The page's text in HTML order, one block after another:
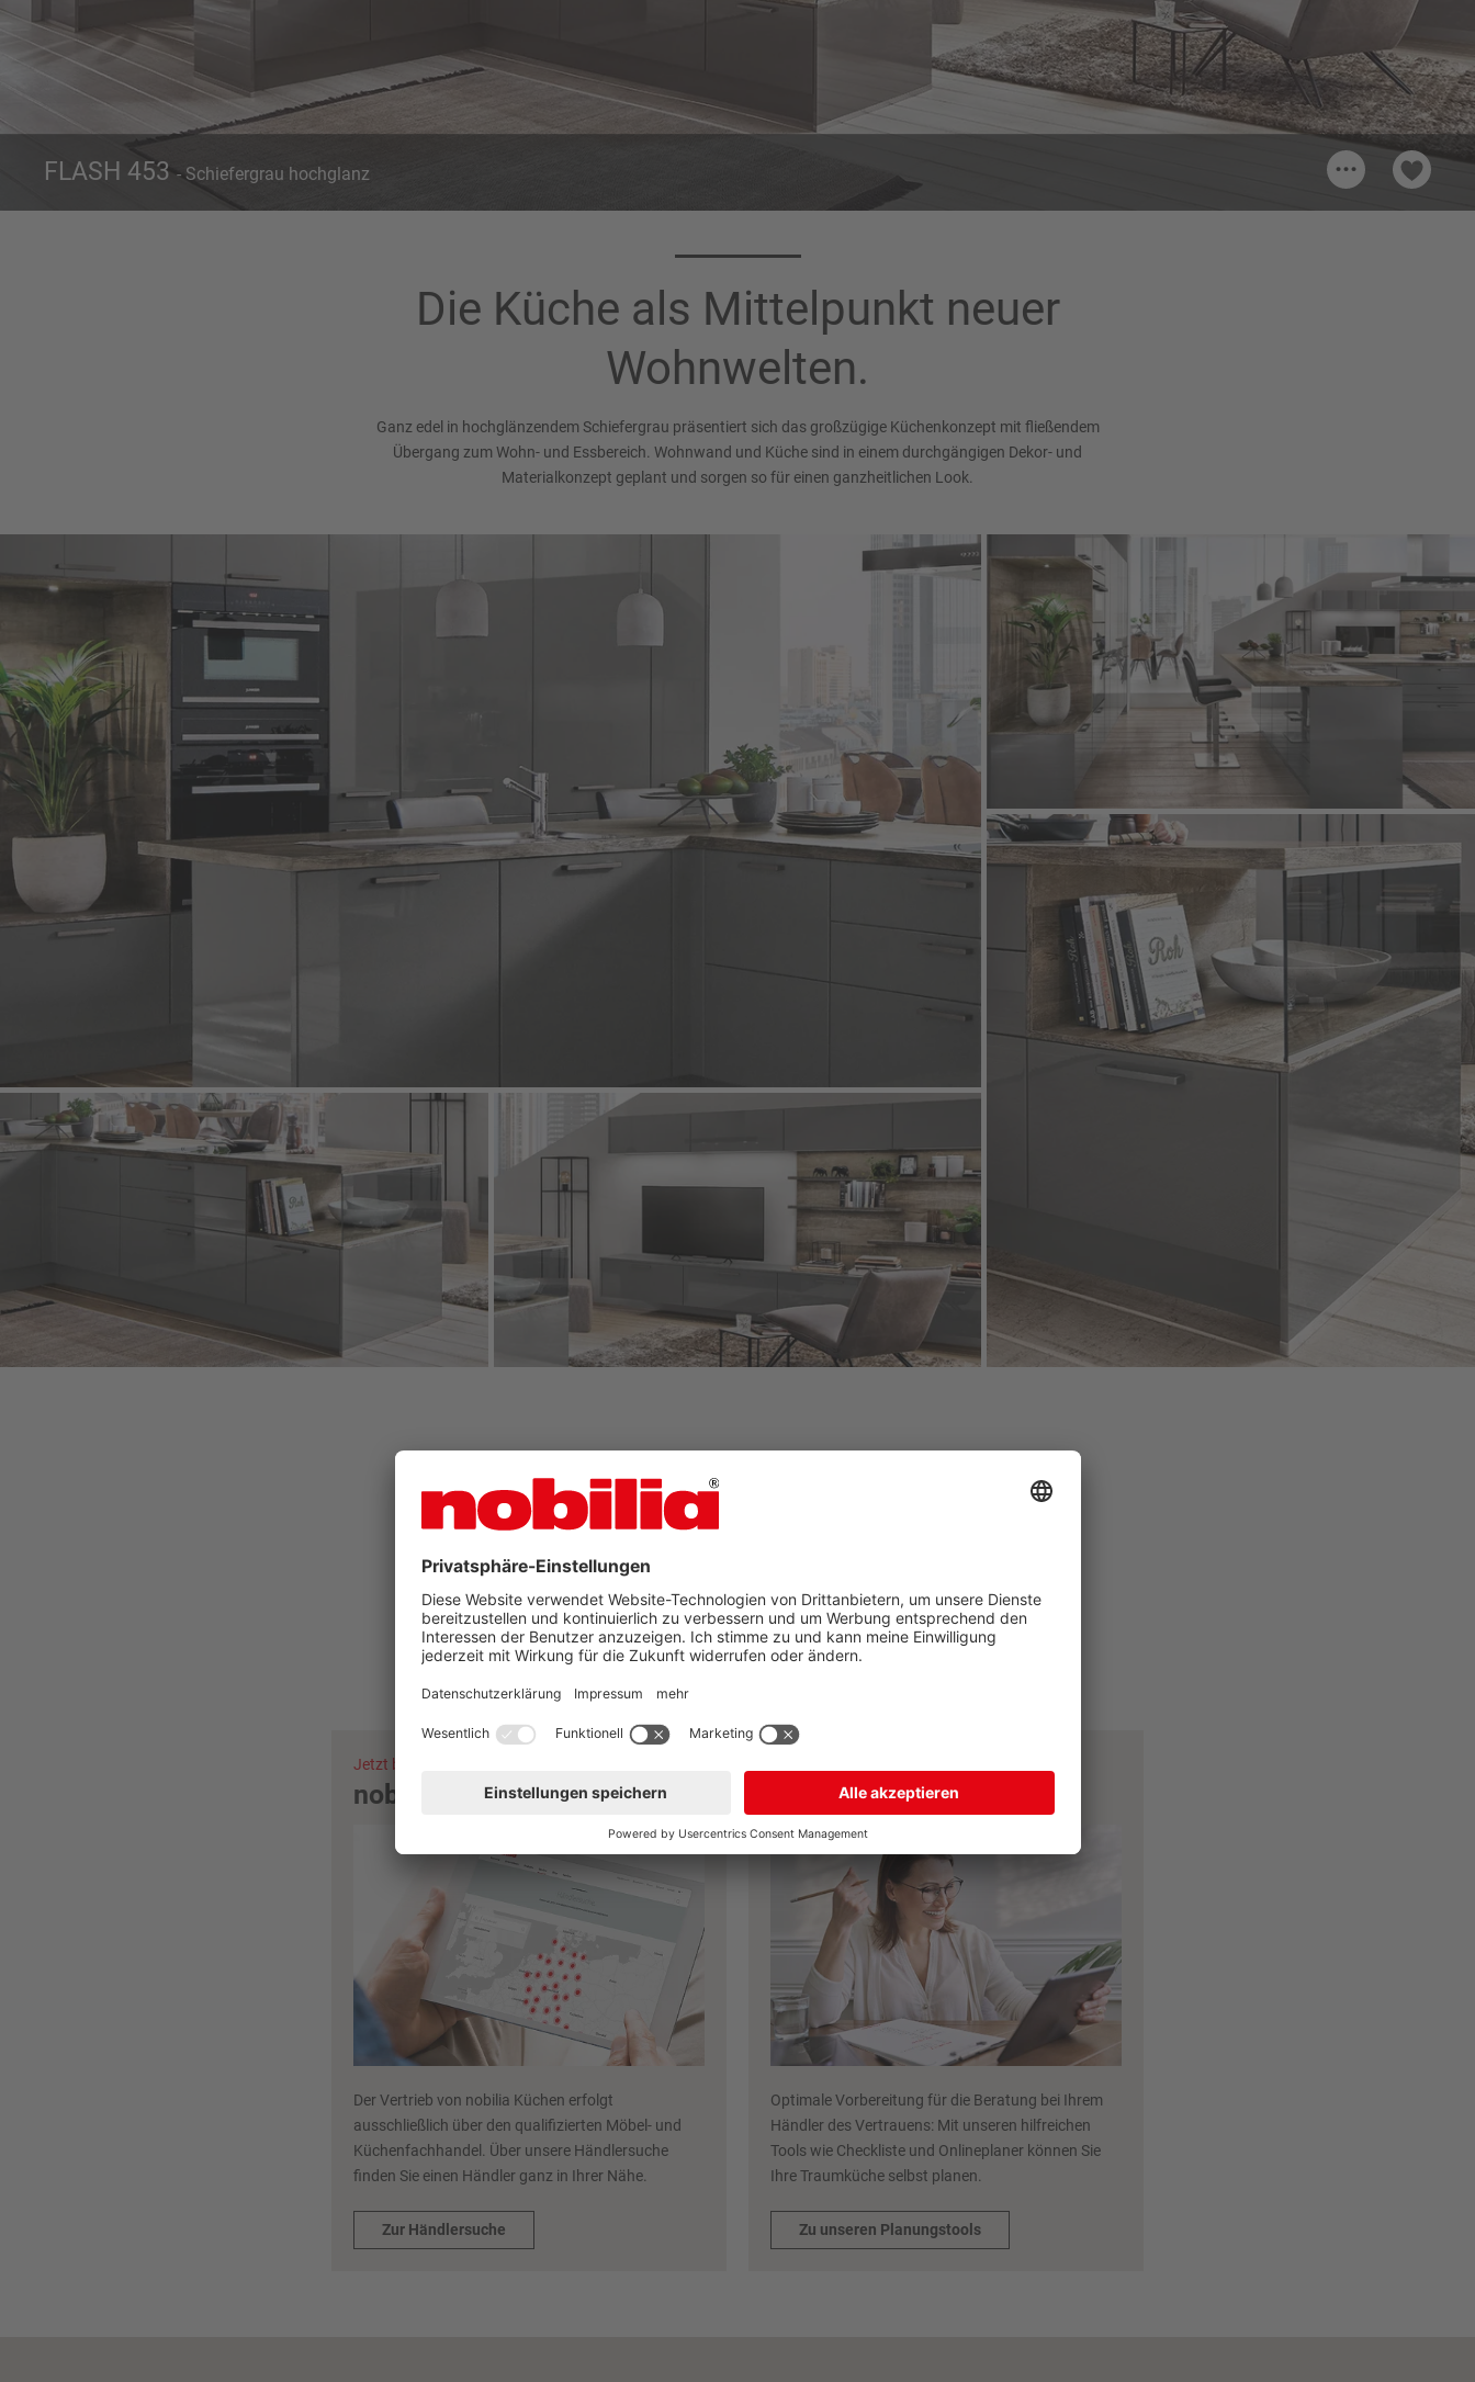
...
FLASH 453 - Schiefergrau hochglanz
Korpusfarbe 194
Die Küche als Mittelpunkt neuer
Wohnwelten.
Ganz edel in hochglänzendem Schiefergrau präsentiert sich das großzügige Küchenkonzept mit fließendem
Übergang zum Wohn- und Essbereich. Wohnwand und Küche sind in einem durchgängigen Dekor- und
Materialkonzept geplant und sorgen so für einen ganzheitlichen Look.
Sie haben Ihre Traumküche von
nobilia gefunden?
Jetzt beraten lassen
nobilia Händlersuche
Der Vertrieb von nobilia Küchen erfolgt
ausschließlich über den qualifizierten Möbel- und
Küchenfachhandel. Über unsere Händlersuche
finden Sie einen Händler ganz in Ihrer Nähe.
Zur Händlersuche
nobilia Planungstools
Optimale Vorbereitung für die Beratung bei Ihrem
Händler des Vertrauens: Mit unseren hilfreichen
Tools wie Checkliste und Onlineplaner können Sie
Ihre Traumküche selbst planen.
Zu unseren Planungstools